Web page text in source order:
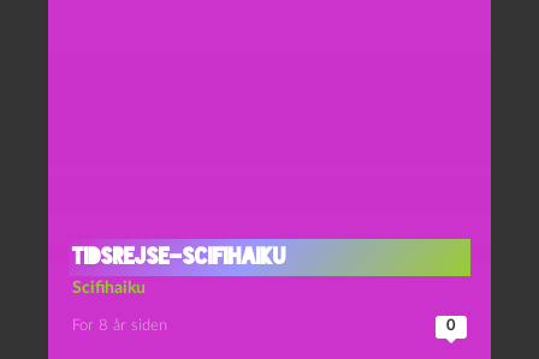
Tidsrejse-scifihaiku
Scifihaiku
For 8 år siden 0